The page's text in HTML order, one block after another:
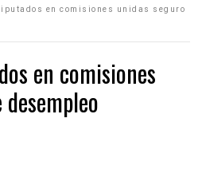
en comisiones unidas seguro
en comisiones